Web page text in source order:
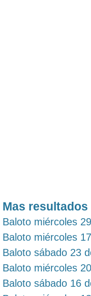
Mas resultados
Baloto miércoles
Baloto miércoles
Baloto sábado 23
Baloto miércoles
Baloto sábado 16